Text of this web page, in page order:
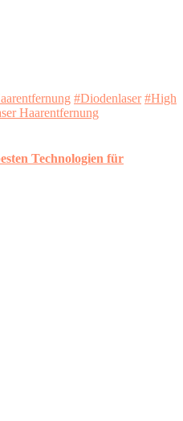
#Diodenlaser #High
Haarentfernung
Technologien für